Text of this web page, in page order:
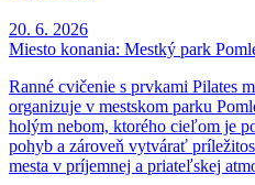
20. 6. 2026
Miesto konania: Mestký park
Ranné cvičenie s prvkami Pilates
organizuje v mestskom parku
holým nebom, ktorého cieľom je
pohyb a zároveň vytvárať
mesta v príjemnej a priateľskej